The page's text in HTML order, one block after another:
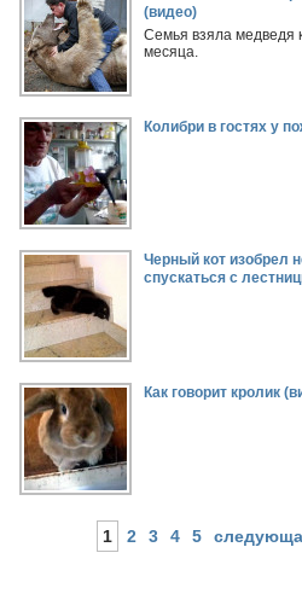
(видео)
Семья взяла медведя
месяца.
Колибри в гостях у
Черный кот изобрел
спускаться с
Как говорит кролик
1 2 3 4 5